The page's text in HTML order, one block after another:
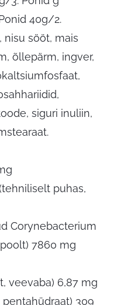
40g/2.
nisu sööt, mais
õllepärm, ingver,
siguri inuliin,
puhas,
Corynebacterium
7860 mg
veevaba) 6,87 mg
pentahüdraat) 309